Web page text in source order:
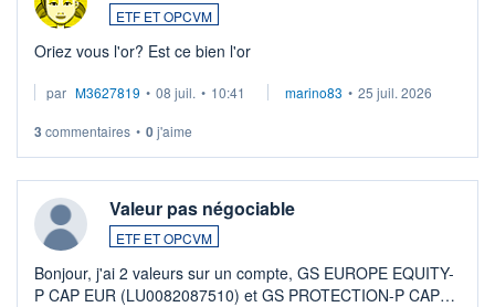
ETF ET OPCVM
Oriez vous l'or? Est ce bien l'or
par M3627819 • 08 juil. • 10:41 marino83 • 25 juil. 2026
3 commentaires • 0j'aime
Valeur pas négociable
ETF ET OPCVM
Bonjour, j'ai 2 valeurs sur un compte, GS EUROPE EQUITY-
P CAP EUR (LU0082087510) et GS PROTECTION-P CAP